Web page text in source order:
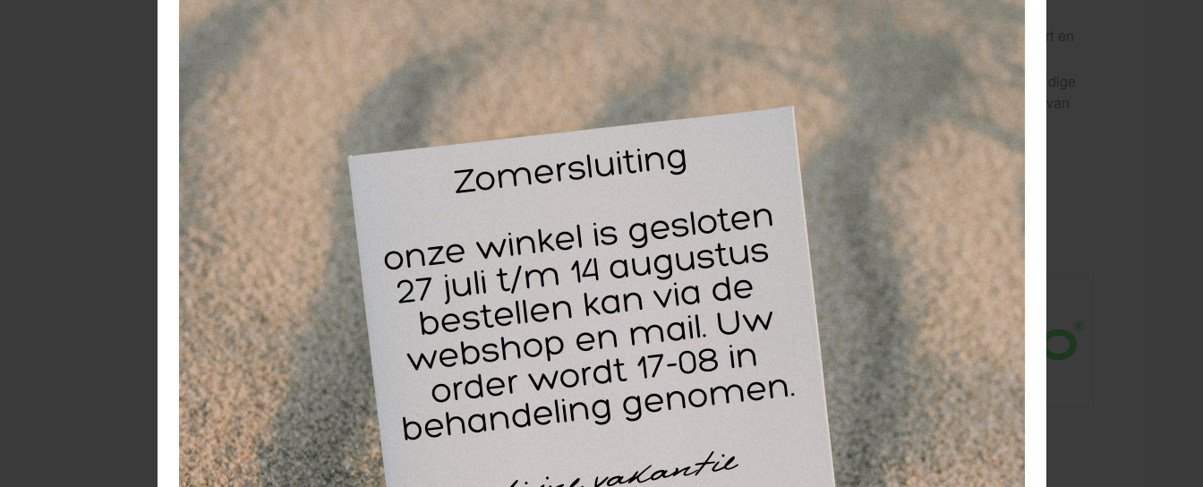
spier- en gewrichtsklachten.
Ideaal voor professioneel gebruik in sport en
therapie.
LiproSens zalf 2 thermo bevat hoogwaardige
ingrediënten voor intensieve verzorging van
spieren en pezen
Rowo LiproSens zalf 2 THERMO geeft, bij puur en minimaal aanbrengen, met
masseren een extra hoge grip op lokale gebieden. Wanneer Rowo LiproSens
zalf 2 THERMO royaal aangebracht wordt bij een behandeling of massage
laat de warmtezalf zich makkelijk uitsmeren, zodoende kan een groter gebied
behandeld worden met uitstekende grip.
Bij een behandeling of massage wordt de warmtewerking door Rowo zalf 2
wordt verhoogt. Deze weldadige warmte wordt als zeer aangenaam en
ontspannen ervaren. Rowo zalf 2 THERMO is uitermate geschikt voor nek- en
rugmassages, en om spier- en peesgedeeltes warm zetten.